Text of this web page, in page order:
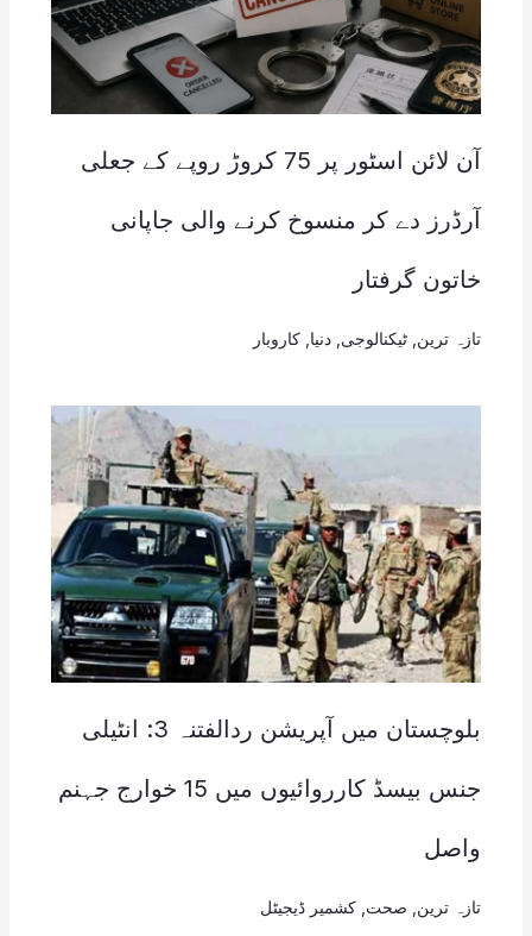
آن لائن اسٹور پر 75 کروڑ روپے کے جعلی
آرڈرز دے کر منسوخ کرنے والی جاپانی
خاتون گرفتار
تازہ ترین ٹیکنالوجی دنیا کاروبار
بلوچستان میں آپریشن ردالفتنہ 3: انٹیلی
جنس بیسڈ کارروائیوں میں 15 خوارج جہنم
واصل
تازہ ترین صحت کشمیر ڈیجیٹل